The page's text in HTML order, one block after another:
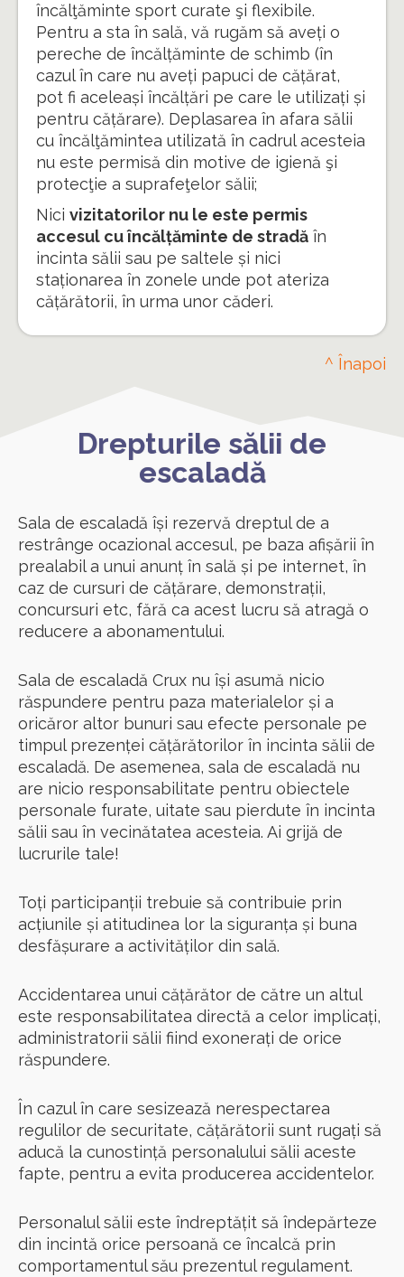
încălţăminte sport curate şi flexibile.
Pentru a sta în sală, vă rugăm să aveți o
pereche de încălțăminte de schimb (în
cazul în care nu aveți papuci de cățărat,
pot fi aceleași încălțări pe care le utilizați și
pentru cățărare). Deplasarea în afara sălii
cu încălţămintea utilizată în cadrul acesteia
nu este permisă din motive de igienă şi
protecţie a suprafeţelor sălii;
Nici vizitatorilor nu le este permis
accesul cu încălțăminte de stradă în
incinta sălii sau pe saltele și nici
staționarea în zonele unde pot ateriza
cățărătorii, în urma unor căderi.
^ Înapoi
Drepturile sălii de
escaladă
Sala de escaladă își rezervă dreptul de a
restrânge ocazional accesul, pe baza afișării în
prealabil a unui anunț în sală și pe internet, în
caz de cursuri de cățărare, demonstrații,
concursuri etc, fără ca acest lucru să atragă o
reducere a abonamentului.
Sala de escaladă Crux nu își asumă nicio
răspundere pentru paza materialelor și a
oricăror altor bunuri sau efecte personale pe
timpul prezenței cățărătorilor în incinta sălii de
escaladă. De asemenea, sala de escaladă nu
are nicio responsabilitate pentru obiectele
personale furate, uitate sau pierdute în incinta
sălii sau în vecinătatea acesteia. Ai grijă de
lucrurile tale!
Toți participanții trebuie să contribuie prin
acțiunile și atitudinea lor la siguranța și buna
desfășurare a activităților din sală.
Accidentarea unui cățărător de către un altul
este responsabilitatea directă a celor implicați,
administratorii sălii fiind exonerați de orice
răspundere.
În cazul în care sesizează nerespectarea
regulilor de securitate, cățărătorii sunt rugați să
aducă la cunostință personalului sălii aceste
fapte, pentru a evita producerea accidentelor.
Personalul sălii este îndreptățit să îndepărteze
din incintă orice persoană ce încalcă prin
comportamentul său prezentul regulament.